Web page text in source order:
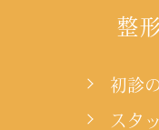
整
初診
スタ